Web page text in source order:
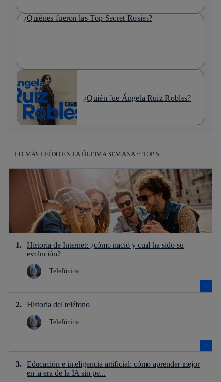
¿Quiénes fueron las Top Secret Rosies?
¿Quién fue Ángela Ruiz Robles?
LO MÁS LEÍDO EN LA ÚLTIMA SEMANA :: TOP 5
Historia de Internet: ¿cómo nació y cuál ha sido su
evolución?
Telefónica
Historia del teléfono
Telefónica
Educación e inteligencia artificial: cómo aprender mejor
en la era de la IA sin pe...